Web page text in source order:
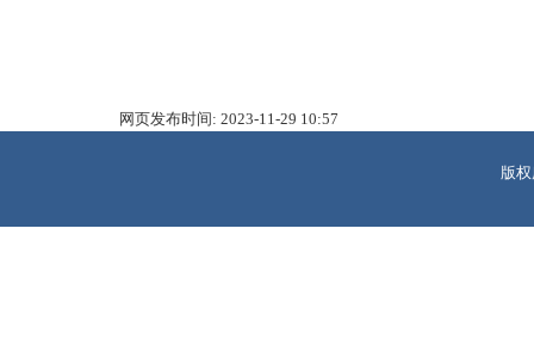
网页发布时间: 2023-11-29 10:57
版